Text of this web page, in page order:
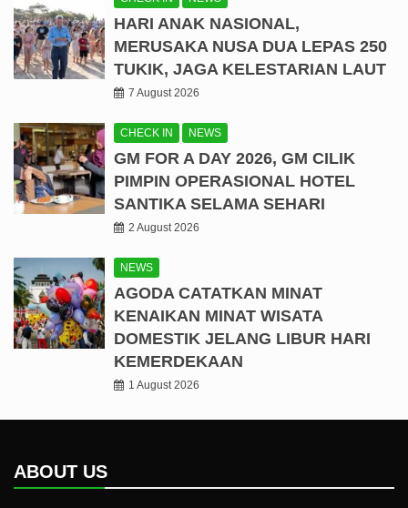
HARI ANAK NASIONAL,
MERUSAKA NUSA DUA LEPAS 250
TUKIK, JAGA KELESTARIAN LAUT
7 August 2026
CHECK IN NEWS
GM FOR A DAY 2026, GM CILIK
PIMPIN OPERASIONAL HOTEL
SANTIKA SELAMA SEHARI
2 August 2026
NEWS
AGODA CATATKAN MINAT
KENAIKAN MINAT WISATA
DOMESTIK JELANG LIBUR HARI
KEMERDEKAAN
1 August 2026
ABOUT US